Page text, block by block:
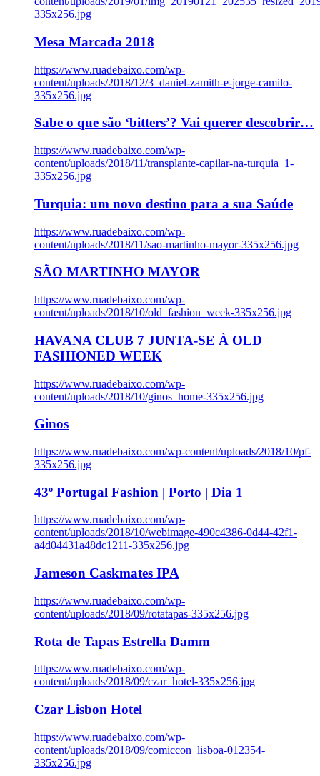
335x256.jpg
Mesa Marcada 2018
https://www.ruadebaixo.com/wp-
content/uploads/2018/12/3_daniel-zamith-e-jorge-camilo-
335x256.jpg
Sabe o que são ‘bitters’? Vai querer descobrir…
https://www.ruadebaixo.com/wp-
content/uploads/2018/11/transplante-capilar-na-turquia_1-
335x256.jpg
Turquia: um novo destino para a sua Saúde
https://www.ruadebaixo.com/wp-
content/uploads/2018/11/sao-martinho-mayor-335x256.jpg
SÃO MARTINHO MAYOR
https://www.ruadebaixo.com/wp-
content/uploads/2018/10/old_fashion_week-335x256.jpg
HAVANA CLUB 7 JUNTA-SE À OLD
FASHIONED WEEK
https://www.ruadebaixo.com/wp-
content/uploads/2018/10/ginos_home-335x256.jpg
Ginos
https://www.ruadebaixo.com/wp-content/uploads/2018/10/pf-
335x256.jpg
43º Portugal Fashion | Porto | Dia 1
https://www.ruadebaixo.com/wp-
content/uploads/2018/10/webimage-490c4386-0d44-42f1-
a4d04431a48dc1211-335x256.jpg
Jameson Caskmates IPA
https://www.ruadebaixo.com/wp-
content/uploads/2018/09/rotatapas-335x256.jpg
Rota de Tapas Estrella Damm
https://www.ruadebaixo.com/wp-
content/uploads/2018/09/czar_hotel-335x256.jpg
Czar Lisbon Hotel
https://www.ruadebaixo.com/wp-
content/uploads/2018/09/comiccon_lisboa-012354-
335x256.jpg